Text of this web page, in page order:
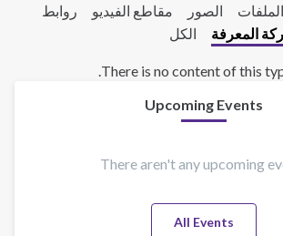
الملفات الصور مقاطع الفيديو
روابط
المعرفة الكل
There is no content of this
Upcoming Events
There aren't any upcoming
All Events